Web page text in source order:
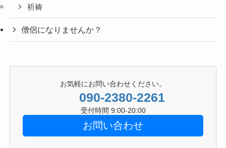
祈祷
僧侶になりませんか？
お気軽にお問い合わせください。
090-2380-2261
受付時間 9:00-20:00
お問い合わせ